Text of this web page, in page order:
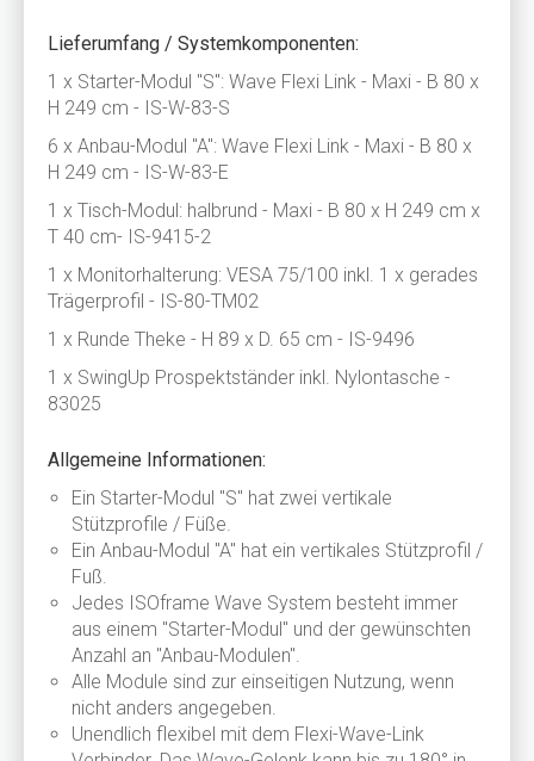
Lieferumfang / Systemkomponenten:
1 x Starter-Modul "S": Wave Flexi Link - Maxi - B 80 x
H 249 cm - IS-W-83-S
6 x Anbau-Modul "A": Wave Flexi Link - Maxi - B 80 x
H 249 cm - IS-W-83-E
1 x Tisch-Modul: halbrund - Maxi - B 80 x H 249 cm x
T 40 cm- IS-9415-2
1 x Monitorhalterung: VESA 75/100 inkl. 1 x gerades
Trägerprofil - IS-80-TM02
1 x Runde Theke - H 89 x D. 65 cm - IS-9496
1 x SwingUp Prospektständer inkl. Nylontasche -
83025
Allgemeine Informationen:
Ein Starter-Modul "S" hat zwei vertikale
Stützprofile / Füße.
Ein Anbau-Modul "A" hat ein vertikales Stützprofil /
Fuß.
Jedes ISOframe Wave System besteht immer
aus einem "Starter-Modul" und der gewünschten
Anzahl an "Anbau-Modulen".
Alle Module sind zur einseitigen Nutzung, wenn
nicht anders angegeben.
Unendlich flexibel mit dem Flexi-Wave-Link